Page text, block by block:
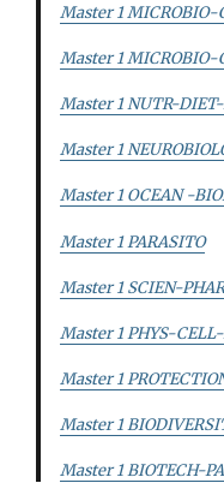
Master 1 MICROBIO-
Master 1 MICROBIO-
Master 1 NUTR-
Master 1
Master 1 OCEAN -
Master 1 PARASITO
Master 1 SCIEN-
Master 1 PHYS-
Master 1
Master 1
Master 1 BIOTECH-